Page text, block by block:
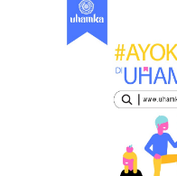
Dua Pria di
Miris, Bocah 5
Pekan Ini, Dua